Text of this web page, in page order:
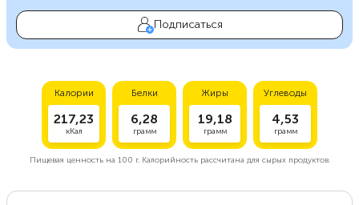
Подписаться
Калории
217,23
кКал
Белки
6,28
грамм
Жиры
19,18
грамм
Углеводы
4,53
грамм
Пищевая ценность на 100 г.Калорийность рассчитана для сырых продуктов.